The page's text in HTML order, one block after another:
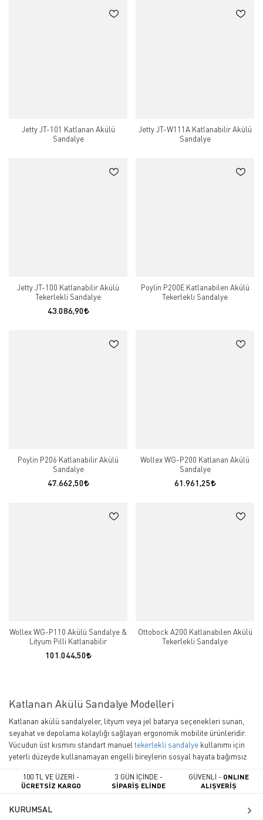
Jetty JT-101 Katlanan Akülü
Sandalye
Jetty JT-W111A Katlanabilir Akülü
Sandalye
Jetty JT-100 Katlanabilir Akülü
Tekerlekli Sandalye
43.086,90
Poylin P200E Katlanabilen Akülü
Tekerlekli Sandalye
Poylin P206 Katlanabilir Akülü
Sandalye
47.662,50
Wollex WG-P200 Katlanan Akülü
Sandalye
61.961,25
Wollex WG-P110 Akülü Sandalye &
Lityum Pilli Katlanabilir
101.044,50
Ottobock A200 Katlanabilen Akülü
Tekerlekli Sandalye
Katlanan Akülü Sandalye Modelleri
Katlanan akülü sandalyeler, lityum veya jel batarya seçenekleri sunan,
seyahat ve depolama kolaylığı sağlayan ergonomik mobilite ürünleridir.
Vücudun üst kısmını standart manuel tekerlekli sandalye kullanımı için
yeterli düzeyde kullanamayan engelli bireylerin sosyal hayata bağımsız
şasi yapıları (alüminyum/çelik) ve araç bagajlarına kolay sığabilme
katlanır akülü sandalye
çeşitleri, günümüzde en
100 TL VE ÜZERİ -
ÜCRETSİZ KARGO
3 GÜN İÇİNDE -
SİPARİŞ ELİNDE
GÜVENLİ - ONLINE
ALIŞVERİŞ
KURUMSAL